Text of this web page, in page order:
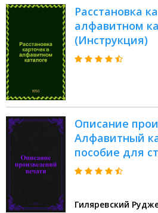
Расстановка
алфавитном
(Инструкция)
Описание
Алфавитный
пособие для
заочников
Гиляревский